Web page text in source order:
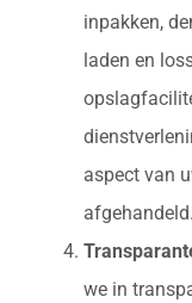
inpakken,
laden en
aspect van
afgehandeld.
we in